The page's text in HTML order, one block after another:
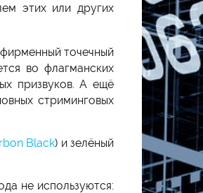
этих или других
точечный
во флагманских
призвуков. А ещё
стриминговых
Black) и зелёный
не используются: